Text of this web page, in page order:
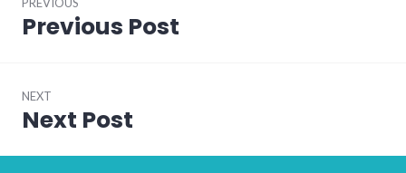
navigation
Previous
Previous Post
NEXT
Next
Next Post